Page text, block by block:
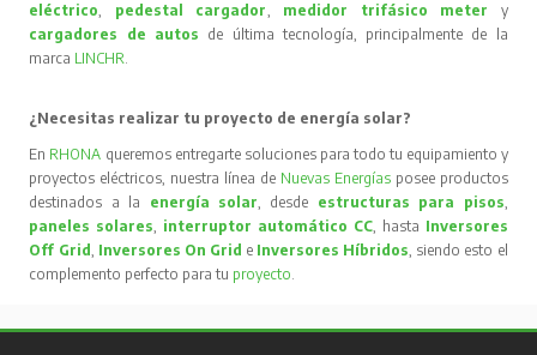
eléctrico, pedestal cargador, medidor trifásico meter
y
cargadores de autos de última tecnología, principalmente de la
marca LINCHR.
¿Necesitas realizar tu proyecto de energía solar?
En RHONA queremos entregarte soluciones para todo tu equipamiento y
proyectos eléctricos, nuestra línea de Nuevas Energíasposee productos
destinados a la energía solar, desde estructuras para pisos,
paneles solares, interruptor automático CC, hasta Inversores
Off Grid, Inversores On Grid e Inversores Híbridos, siendo esto el
complemento perfecto para tu proyecto.